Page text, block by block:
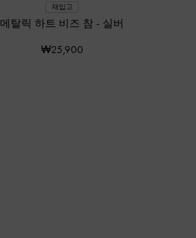
재입고
메탈릭 하트 비즈 참 - 실버
₩25,900